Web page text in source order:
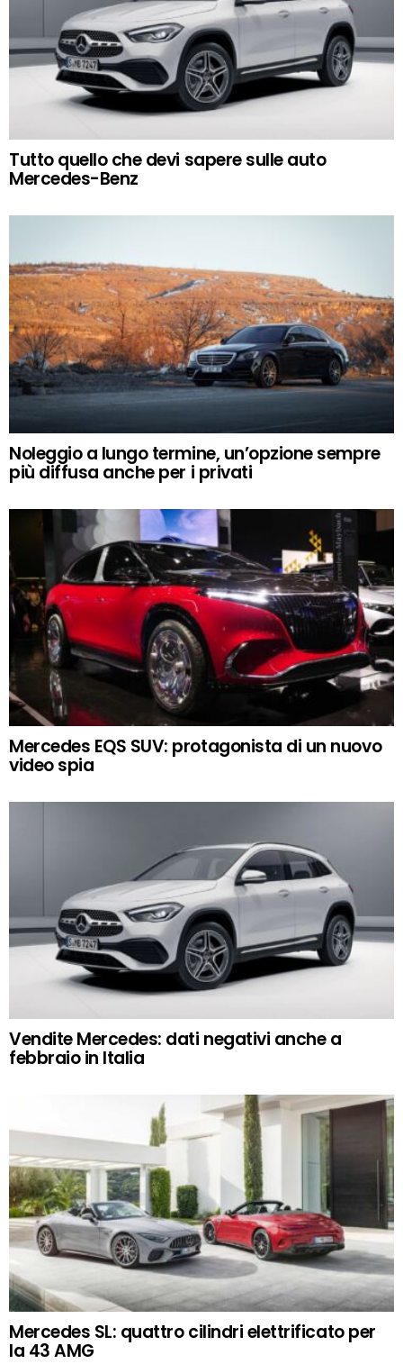
Tutto quello che devi sapere sulle auto
Mercedes-Benz
Noleggio a lungo termine, un’opzione sempre
più diffusa anche per i privati
Mercedes EQS SUV: protagonista di un nuovo
video spia
Vendite Mercedes: dati negativi anche a
febbraio in Italia
Mercedes SL: quattro cilindri elettrificato per
la 43 AMG